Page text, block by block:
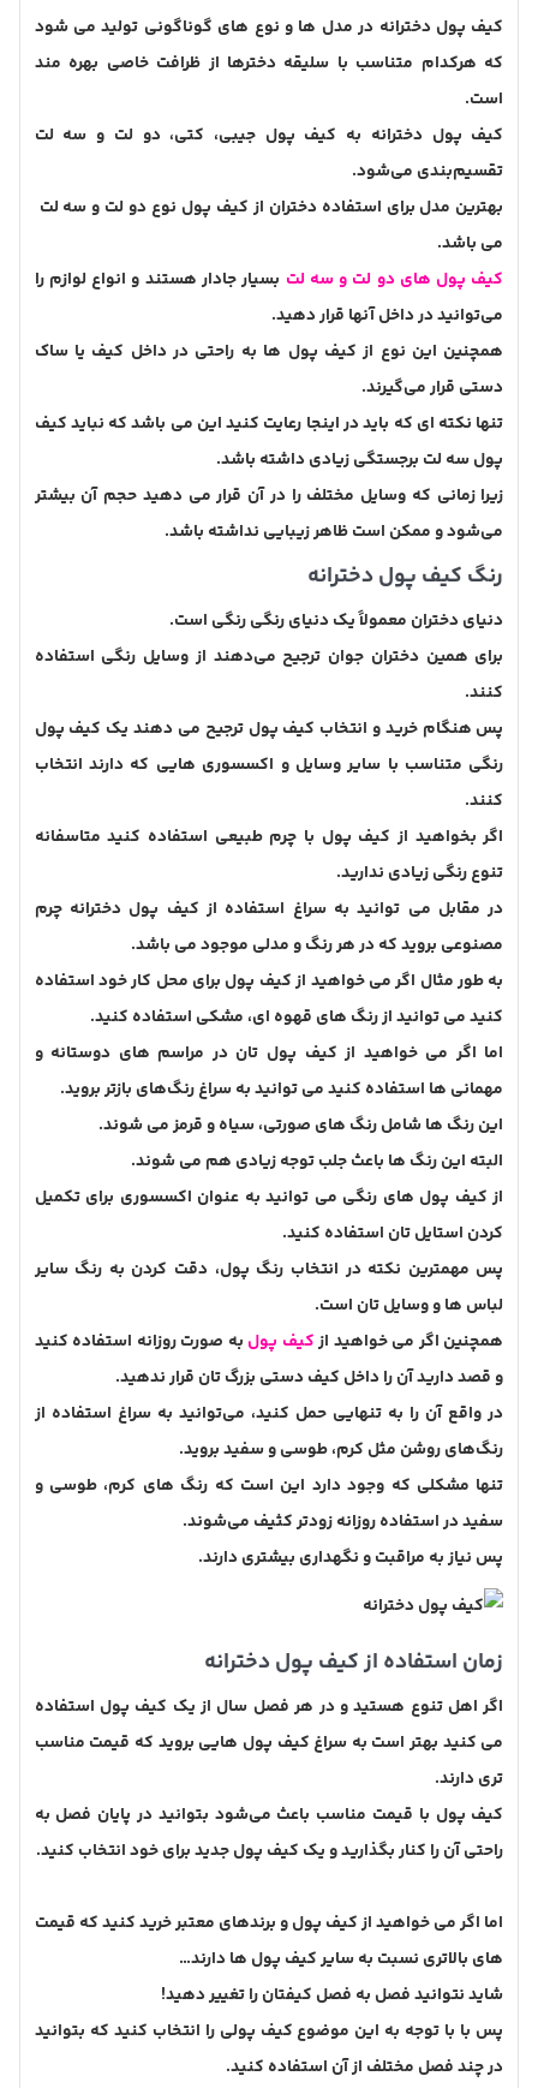
کیف پول دخترانه در مدل ها و نوع های گوناگونی تولید می شود
که هرکدام متناسب با سلیقه دخترها از ظرافت خاصی بهره مند
است.
کیف پول دخترانه به کیف پول جیبی، کتی، دو لت و سه لت
تقسیم‌بندی می‌شود‌.
بهترین مدل برای استفاده دختران از کیف پول نوع دو لت و سه لت
می باشد.
کیف پول های دو لت و سه لت بسیار جادار هستند و انواع لوازم را
می‌توانید در داخل آنها قرار دهید.
همچنین این نوع از کیف پول ها به راحتی در داخل کیف یا ساک
دستی قرار می‌گیرند‌.
تنها نکته ای که باید در اینجا رعایت کنید این می باشد که نباید کیف
پول سه لت برجستگی زیادی داشته باشد.
زیرا زمانی که وسایل مختلف را در آن قرار می دهید حجم آن بیشتر
می‌شود و ممکن است ظاهر زیبایی نداشته باشد.
رنگ کیف پول دخترانه
دنیای دختران معمولاً یک دنیای رنگی رنگی است.
برای همین دختران جوان ترجیح می‌دهند از وسایل رنگی استفاده
کنند.
پس هنگام خرید و انتخاب کیف پول ترجیح می دهند یک کیف پول
رنگی متناسب با سایر وسایل و اکسسوری هایی که دارند انتخاب
کنند.
اگر بخواهید از کیف پول با چرم طبیعی استفاده کنید متاسفانه
تنوع رنگی زیادی ندارید.
در مقابل می توانید به سراغ استفاده از کیف پول دخترانه چرم
مصنوعی بروید که در هر رنگ و مدلی موجود می باشد.
به طور مثال اگر می خواهید از کیف پول برای محل کار خود استفاده
کنید می توانید از رنگ های قهوه ای، مشکی استفاده کنید.
اما اگر می خواهید از کیف پول تان در مراسم های دوستانه و
مهمانی ها استفاده کنید می توانید به سراغ رنگ‌های بازتر بروید.
این رنگ ها شامل رنگ های صورتی، سیاه و قرمز می شوند.
البته این رنگ ها باعث جلب توجه زیادی هم می شوند.
از کیف پول های رنگی می توانید به عنوان اکسسوری برای تکمیل
کردن استایل تان استفاده کنید.
پس مهمترین نکته در انتخاب رنگ پول، دقت کردن به رنگ سایر
لباس ها و وسایل تان است.
همچنین اگر می خواهید ازکیف پول به صورت روزانه استفاده کنید
و قصد دارید آن را داخل کیف دستی بزرگ تان قرار ندهید.
در واقع آن را به تنهایی حمل کنید، می‌توانید به سراغ استفاده از
رنگ‌های روشن مثل کرم، طوسی و سفید بروید.
تنها مشکلی که وجود دارد این است که رنگ های کرم، طوسی و
سفید در استفاده روزانه زودتر کثیف می‌شوند.
پس نیاز به مراقبت و نگهداری بیشتری دارند.
زمان استفاده از کیف پول دخترانه
اگر اهل تنوع هستید و در هر فصل سال از یک کیف پول استفاده
می کنید بهتر است به سراغ کیف پول هایی بروید که قیمت مناسب
تری دارند.
کیف پول با قیمت مناسب باعث می‌شود بتوانید در پایان فصل به
راحتی آن را کنار بگذارید و یک کیف پول جدید برای خود انتخاب کنید.
اما اگر می خواهید از کیف پول و برندهای معتبر خرید کنید که قیمت
های بالاتری نسبت به سایر کیف پول ها دارند…
شاید نتوانید فصل به فصل کیفتان را تغییر دهید!
پس با با توجه به این موضوع کیف پولی را انتخاب کنید که بتوانید
در چند فصل مختلف از آن استفاده کنید.